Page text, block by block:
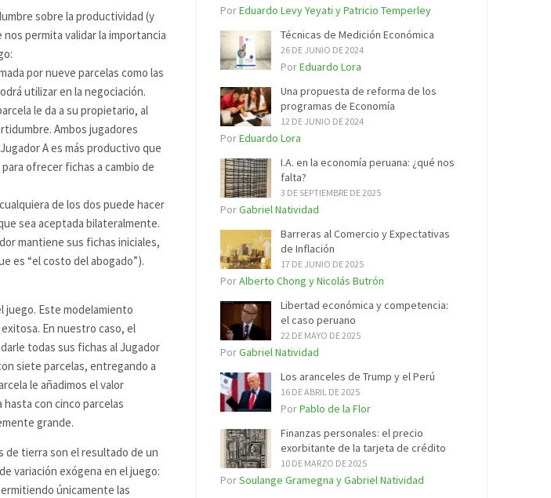
sobre la productividad (y
permita validar la importancia
por nueve parcelas como las
utilizar en la negociación.
le da a su propietario, al
Ambos jugadores
A es más productivo que
ofrecer fichas a cambio de
de los dos puede hacer
sea aceptada bilateralmente.
mantiene sus fichas iniciales,
es “el costo del abogado”).
juego. Este modelamiento
En nuestro caso, el
todas sus fichas al Jugador
siete parcelas, entregando a
le añadimos el valor
con cinco parcelas
grande.
de tierra son el resultado de un
variación exógena en el juego:
únicamente las
PorEduardo Levy Yeyati y Patricio Temperley
Técnicas de Medición Económica
26 DE JUNIO DE 2024
PorEduardo Lora
Una propuesta de reforma de los
programas de Economía
12 DE JUNIO DE 2024
PorEduardo Lora
I.A. en la economía peruana: ¿qué nos
falta?
3 DE SEPTIEMBRE DE 2025
PorGabriel Natividad
Barreras al Comercio y Expectativas
de Inflación
17 DE JUNIO DE 2025
PorAlberto Chong y Nicolás Butrón
Libertad económica y competencia:
el caso peruano
22 DE MAYO DE 2025
PorGabriel Natividad
Los aranceles de Trump y el Perú
16 DE ABRIL DE 2025
PorPablo de la Flor
Finanzas personales: el precio
exorbitante de la tarjeta de crédito
10 DE MARZO DE 2025
PorSoulange Gramegna y Gabriel Natividad